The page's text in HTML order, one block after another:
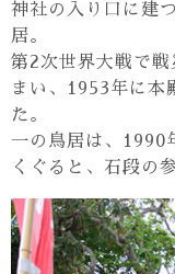
神社の入り口に建
居。
第2次世界大戦で
まい、1953年に本
た。
一の鳥居は、1990
くぐると、石段の